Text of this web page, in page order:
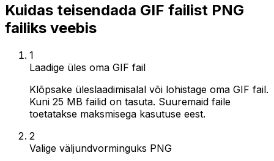
Kuidas teisendada GIF failist PNG
failiks veebis
1
Laadige üles oma GIF fail
Klõpsake üleslaadimisalal või lohistage oma GIF fail.
Kuni 25 MB failid on tasuta. Suuremaid faile
toetatakse maksmisega kasutuse eest.
2
Valige väljundvorminguks PNG